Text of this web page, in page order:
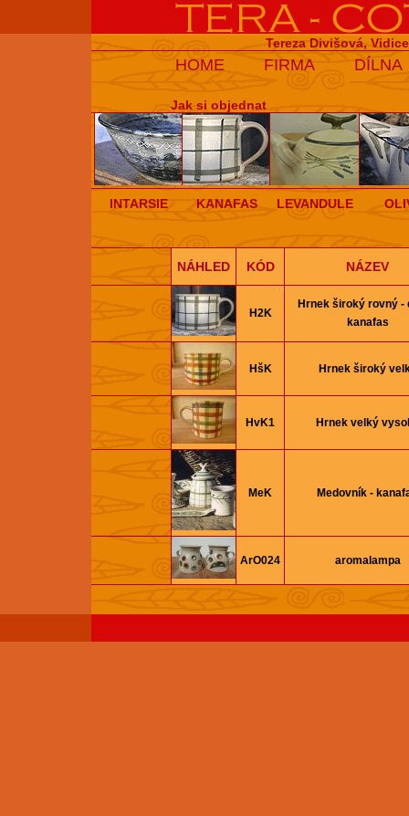
Tereza Divišová,
HOME FIRMA DÍLNA
Jak si objednat
INTARSIE KANAFAS LEVANDULE
NÁHLED KÓD NÁZEV
H2K
Hrnek široký rovný -
kanafas
HšK Hrnek široký
HvK1 Hrnek velký
MeK Medovník -
ArO024 aromalampa